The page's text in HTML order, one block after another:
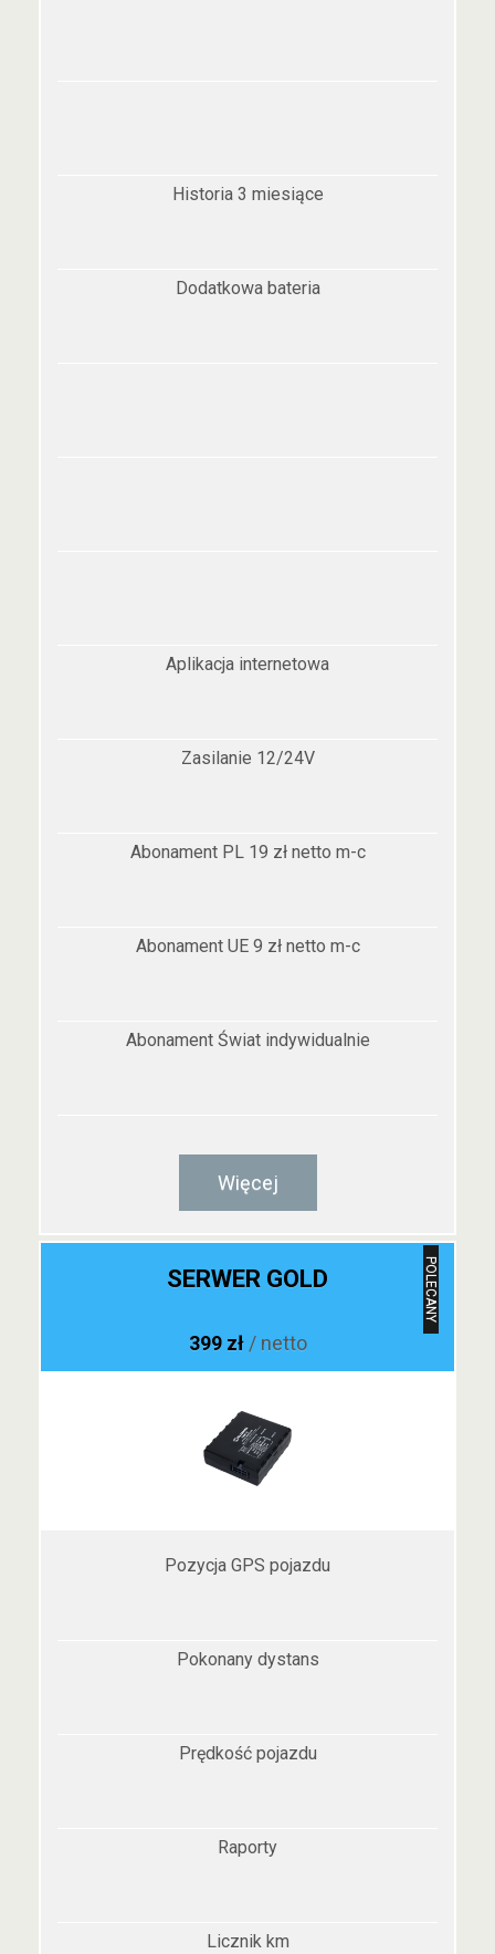
Historia 3 miesiące
Dodatkowa bateria
Aplikacja internetowa
Zasilanie 12/24V
Abonament PL 19 zł netto m-c
Abonament UE 9 zł netto m-c
Abonament Świat indywidualnie
Więcej
POLECANY
SERWER GOLD
399 zł / netto
Pozycja GPS pojazdu
Pokonany dystans
Prędkość pojazdu
Raporty
Licznik km